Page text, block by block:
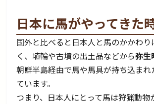
日本に馬がやってきた
国外と比べると日本人と馬のかかわ
く、埴輪や古墳の出土品などから弥生
朝鮮半島経由で馬や馬具が持ち込ま
ています。
つまり、日本人にとって馬は狩猟動物